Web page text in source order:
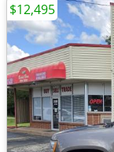
$12,495